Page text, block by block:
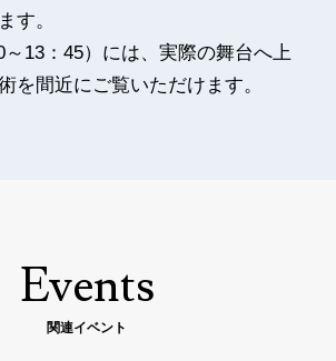
す。
～13：45）には、実際の舞台へ上
を間近にご覧いただけます。
Events
関連イベント